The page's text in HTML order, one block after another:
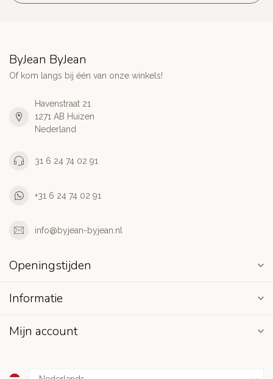
ByJean ByJean
Of kom langs bij één van onze winkels!
Havenstraat 21
1271 AB Huizen
Nederland
31 6 24 74 02 91
+31 6 24 74 02 91
info@byjean-byjean.nl
Openingstijden
Informatie
Mijn account